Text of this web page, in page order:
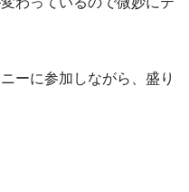
ーに参加しながら、盛り